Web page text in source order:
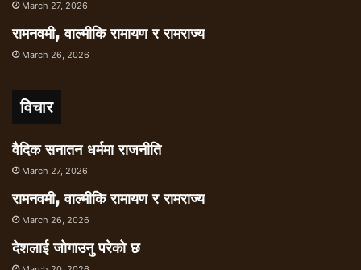
भत्किएका विद्यालयसँग सम्पर्क भयो तर निर्माण कार्य गर्ने
भरपर्दो संस्थासंग तालमेल हुन सकेन। विदेशीको पैसामा
एनजीओले काम गर्ने भएपछि स्थानीयमा समेत एनजीओले
एनजीओले परनिर्भर बनाइसकेका छन्।
उत्पादन गर्न मजदुर मात्रैले पुग्दैन,
उत्पादनका लागि आर्थिक स्रोत, बजार र
नवीनतम् उपायहरूका लागि ज्ञानविज्ञानको
आवश्यकता हुन्छ। लगानीकर्ता, विद्वान् र
March 27, 2026
रामनवमी, वाल्मीकि रामायण र रामराज्य
March 26, 2026
विचार
वैदिक सनातन धर्ममा राजनीति
March 27, 2026
रामनवमी, वाल्मीकि रामायण र रामराज्य
March 26, 2026
देशलाई जोगाउनु परेको छ